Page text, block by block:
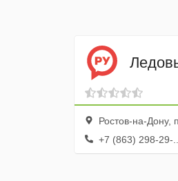
Ростов-на-Дону,
+7 (863) 298-29-...